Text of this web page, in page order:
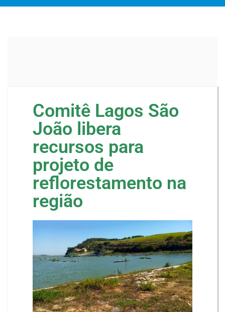
Comitê Lagos São
João libera
recursos para
projeto de
reflorestamento na
região